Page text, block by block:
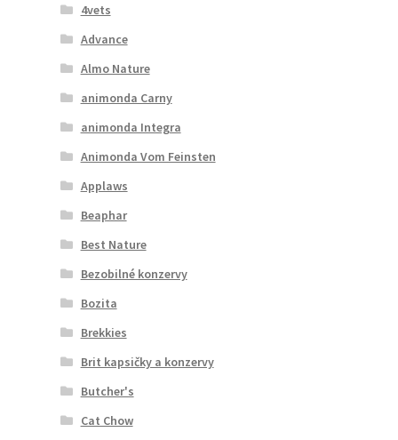
4vets
Advance
Almo Nature
animonda Carny
animonda Integra
Animonda Vom Feinsten
Applaws
Beaphar
Best Nature
Bezobilné konzervy
Bozita
Brekkies
Brit kapsičky a konzervy
Butcher's
Cat Chow